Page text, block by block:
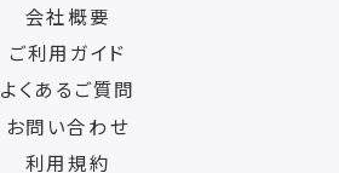
会社概要
ご利用ガイド
よくあるご質問
お問い合わせ
利用規約